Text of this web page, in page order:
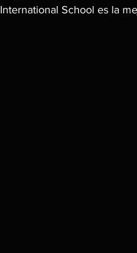
International School es la